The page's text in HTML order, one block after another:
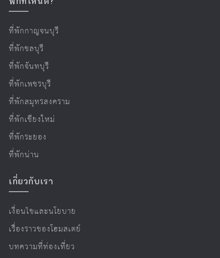
ที่พักกาญจนบุรี
ที่พักชลบุรี
ที่พักจันทบุรี
ที่พักเพชรบุรี
ที่พักสมุทรสงคราม
ที่พักเชียงใหม่
ที่พักระยอง
ที่พักน่าน
เกี่ยวกับเรา
เงื่อนไขและนโยบาย
เรื่องราวของโฮมสเตย์
บทความที่ท่องเที่ยว